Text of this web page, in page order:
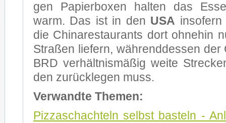
gen Pa­pier­bo­xen hal­ten das
warm. Das ist in den USA
die Chi­na­re­stau­rants dort oh­ne­hin
Stra­ßen lie­fern, wäh­rend­des­sen der
BRD ver­hält­nis­mä­ßig wei­te
den zu­rück­le­gen muss.
Ver­wand­te The­men:
Piz­za­schach­teln selbst bas­teln -